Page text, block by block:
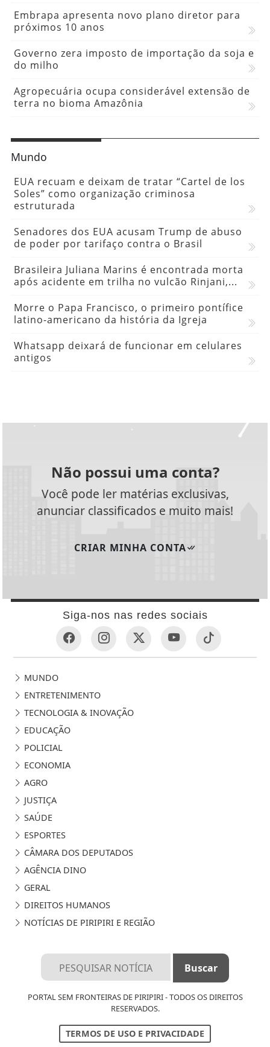
Embrapa apresenta novo plano diretor para
próximos 10 anos
Governo zera imposto de importação da soja e
do milho
Agropecuária ocupa considerável extensão de
terra no bioma Amazônia
Mundo
EUA recuam e deixam de tratar “Cartel de los
Soles” como organização criminosa
estruturada
Senadores dos EUA acusam Trump de abuso
de poder por tarifaço contra o Brasil
Brasileira Juliana Marins é encontrada morta
após acidente em trilha no vulcão Rinjani,...
Morre o Papa Francisco, o primeiro pontífice
latino-americano da história da Igreja
Whatsapp deixará de funcionar em celulares
antigos
Não possui uma conta?
Você pode ler matérias exclusivas,
anunciar classificados e muito mais!
CRIAR MINHA CONTA
Siga-nos nas redes sociais
MUNDO
ENTRETENIMENTO
TECNOLOGIA & INOVAÇÃO
EDUCAÇÃO
POLICIAL
ECONOMIA
AGRO
JUSTIÇA
SAÚDE
ESPORTES
CÂMARA DOS DEPUTADOS
AGÊNCIA DINO
GERAL
DIREITOS HUMANOS
NOTÍCIAS DE PIRIPIRI E REGIÃO
PORTAL SEM FRONTEIRAS DE PIRIPIRI - TODOS OS DIREITOS
RESERVADOS.
TERMOS DE USO E PRIVACIDADE